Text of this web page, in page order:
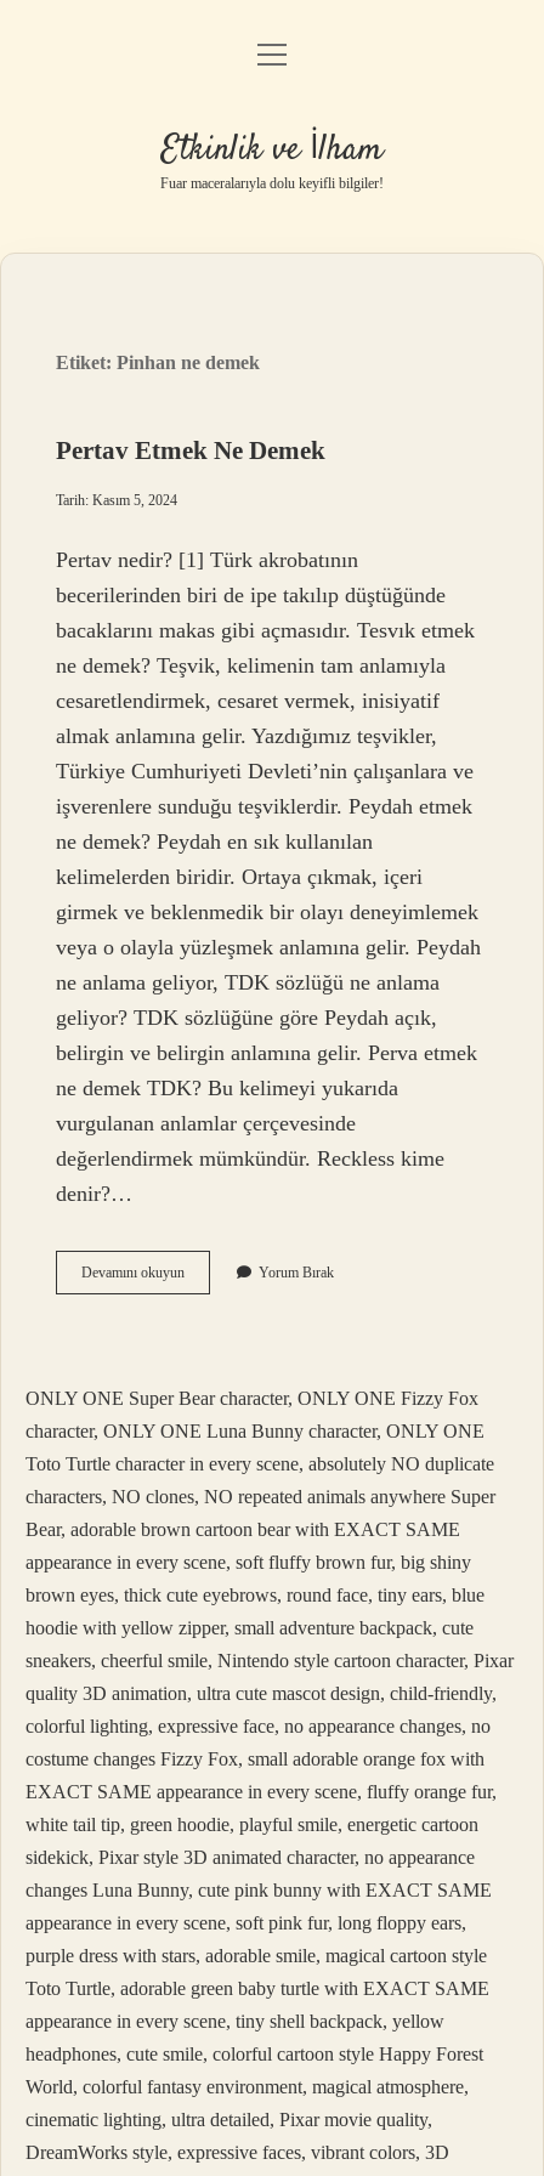
Anasayfa
Gizlilik Politikası
Yasal Uyarı
menüyü
Etkinlik ve İlham
Fuar maceralarıyla dolu keyifli bilgiler!
Etiket:Pinhan ne demek
Pertav Etmek Ne Demek
Tarih: Kasım 5, 2024
Pertav nedir? [1] Türk akrobatının
becerilerinden biri de ipe takılıp düştüğünde
bacaklarını makas gibi açmasıdır. Tesvık etmek
ne demek? Teşvik, kelimenin tam anlamıyla
cesaretlendirmek, cesaret vermek, inisiyatif
almak anlamına gelir. Yazdığımız teşvikler,
Türkiye Cumhuriyeti Devleti’nin çalışanlara ve
işverenlere sunduğu teşviklerdir. Peydah etmek
ne demek? Peydah en sık kullanılan
kelimelerden biridir. Ortaya çıkmak, içeri
girmek ve beklenmedik bir olayı deneyimlemek
veya o olayla yüzleşmek anlamına gelir. Peydah
ne anlama geliyor, TDK sözlüğü ne anlama
geliyor? TDK sözlüğüne göre Peydah açık,
belirgin ve belirgin anlamına gelir. Perva etmek
ne demek TDK? Bu kelimeyi yukarıda
vurgulanan anlamlar çerçevesinde
değerlendirmek mümkündür. Reckless kime
denir?…
Devamını okuyunPertav
Etmek
Yorum Bırak
ONLY ONE Super Bear character, ONLY ONE Fizzy Fox
character, ONLY ONE Luna Bunny character, ONLY ONE
Toto Turtle character in every scene, absolutely NO duplicate
characters, NO clones, NO repeated animals anywhere Super
Bear, adorable brown cartoon bear with EXACT SAME
appearance in every scene, soft fluffy brown fur, big shiny
brown eyes, thick cute eyebrows, round face, tiny ears, blue
hoodie with yellow zipper, small adventure backpack, cute
sneakers, cheerful smile, Nintendo style cartoon character, Pixar
quality 3D animation, ultra cute mascot design, child-friendly,
colorful lighting, expressive face, no appearance changes, no
costume changes Fizzy Fox, small adorable orange fox with
EXACT SAME appearance in every scene, fluffy orange fur,
white tail tip, green hoodie, playful smile, energetic cartoon
sidekick, Pixar style 3D animated character, no appearance
changes Luna Bunny, cute pink bunny with EXACT SAME
appearance in every scene, soft pink fur, long floppy ears,
purple dress with stars, adorable smile, magical cartoon style
Toto Turtle, adorable green baby turtle with EXACT SAME
appearance in every scene, tiny shell backpack, yellow
headphones, cute smile, colorful cartoon style Happy Forest
World, colorful fantasy environment, magical atmosphere,
cinematic lighting, ultra detailed, Pixar movie quality,
DreamWorks style, expressive faces, vibrant colors, 3D